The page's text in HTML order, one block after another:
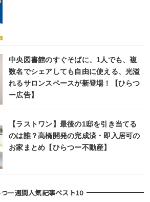
中央図書館のすぐそばに、1人でも、複
数名でシェアしても自由に使える、光溢
れるサロンスペースが新登場！【ひらつ
ー広告】
【ラストワン】最後の1邸を引き当てる
のは誰？高橋開発の完成済・即入居可の
お家まとめ【ひらつー不動産】
ー週間人気記事ベスト10